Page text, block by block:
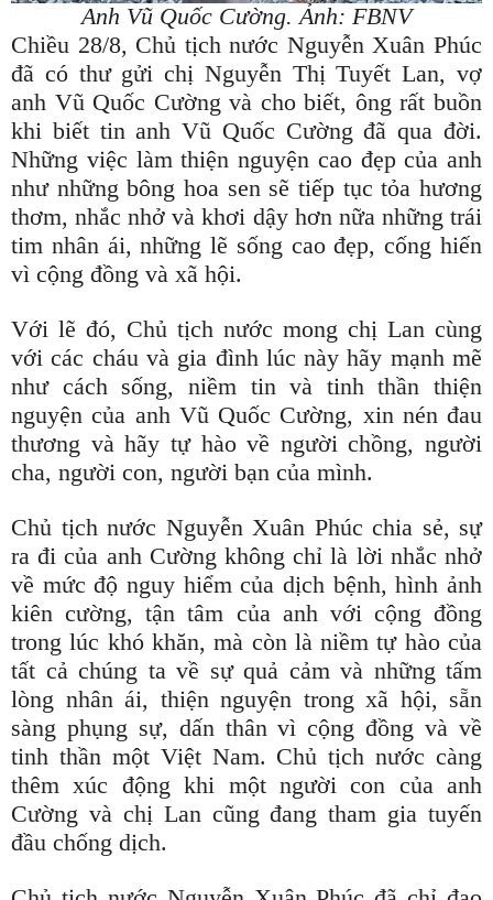
Anh Vũ Quốc Cường. Ảnh: FBNV
Chiều 28/8, Chủ tịch nước Nguyễn Xuân Phúc
đã có thư gửi chị Nguyễn Thị Tuyết Lan, vợ
anh Vũ Quốc Cường và cho biết, ông rất buồn
khi biết tin anh Vũ Quốc Cường đã qua đời.
Những việc làm thiện nguyện cao đẹp của anh
như những bông hoa sen sẽ tiếp tục tỏa hương
thơm, nhắc nhở và khơi dậy hơn nữa những trái
tim nhân ái, những lẽ sống cao đẹp, cống hiến
vì cộng đồng và xã hội.
Với lẽ đó, Chủ tịch nước mong chị Lan cùng
với các cháu và gia đình lúc này hãy mạnh mẽ
như cách sống, niềm tin và tinh thần thiện
nguyện của anh Vũ Quốc Cường, xin nén đau
thương và hãy tự hào về người chồng, người
cha, người con, người bạn của mình.
Chủ tịch nước Nguyễn Xuân Phúc chia sẻ, sự
ra đi của anh Cường không chỉ là lời nhắc nhở
về mức độ nguy hiểm của dịch bệnh, hình ảnh
kiên cường, tận tâm của anh với cộng đồng
trong lúc khó khăn, mà còn là niềm tự hào của
tất cả chúng ta về sự quả cảm và những tấm
lòng nhân ái, thiện nguyện trong xã hội, sẵn
sàng phụng sự, dấn thân vì cộng đồng và về
tinh thần một Việt Nam. Chủ tịch nước càng
thêm xúc động khi một người con của anh
Cường và chị Lan cũng đang tham gia tuyến
đầu chống dịch.